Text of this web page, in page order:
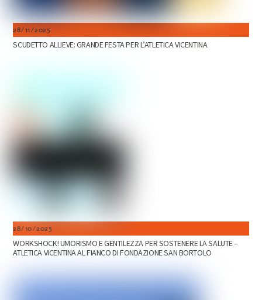
28/11/2025
SCUDETTO ALLIEVE: GRANDE FESTA PER L’ATLETICA VICENTINA
28/10/2025
WORKSHOCK! UMORISMO E GENTILEZZA PER SOSTENERE LA SALUTE –
ATLETICA VICENTINA AL FIANCO DI FONDAZIONE SAN BORTOLO